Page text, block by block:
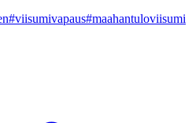
#viisumivapaus#maahantuloviisumi